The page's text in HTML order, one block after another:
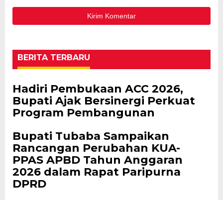
BERITA TERBARU
Hadiri Pembukaan ACC 2026,
Bupati Ajak Bersinergi Perkuat
Program Pembangunan
Bupati Tubaba Sampaikan
Rancangan Perubahan KUA-
PPAS APBD Tahun Anggaran
2026 dalam Rapat Paripurna
DPRD